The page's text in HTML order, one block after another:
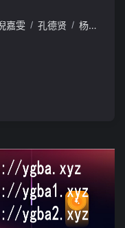
嘉雯 / 孔德贤 / 杨玉梅